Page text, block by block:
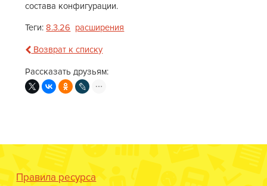
состава конфигурации.
Теги:8.3.26 расширения
Возврат к списку
Рассказать друзьям:
Правила ресурса